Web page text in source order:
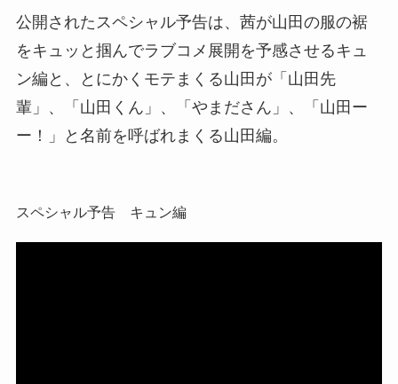
公開されたスペシャル予告は、茜が山田の服の裾
をキュッと掴んでラブコメ展開を予感させるキュ
ン編と、とにかくモテまくる山田が「山田先
輩」、「山田くん」、「やまださん」、「山田ー
ー！」と名前を呼ばれまくる山田編。
スペシャル予告 キュン編